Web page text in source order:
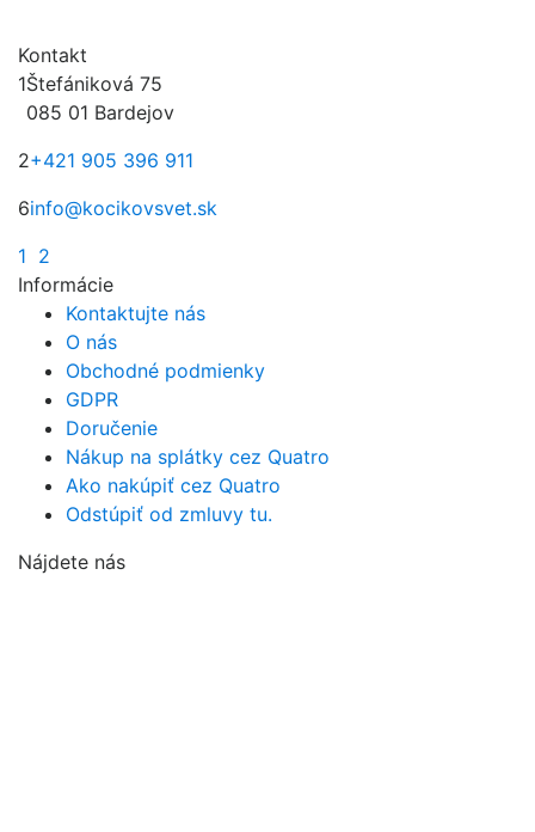
Kontakt
1Štefániková 75
085 01 Bardejov
2+421 905 396 911
6info@kocikovsvet.sk
1 2
Informácie
Kontaktujte nás
O nás
Obchodné podmienky
GDPR
Doručenie
Nákup na splátky cez Quatro
Ako nakúpiť cez Quatro
Odstúpiť od zmluvy tu.
Nájdete nás